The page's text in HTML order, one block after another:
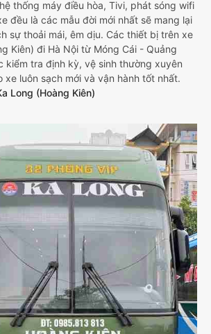
thống máy điều hòa, Tivi, phát sóng wifi
đều là các mẫu đời mới nhất sẽ mang lại
sự thoải mái, êm dịu. Các thiết bị trên xe
Kiên) đi Hà Nội từ Móng Cái - Quảng
kiểm tra định kỳ, vệ sinh thường xuyên
xe luôn sạch mới và vận hành tốt nhất.
Long (Hoàng Kiên)